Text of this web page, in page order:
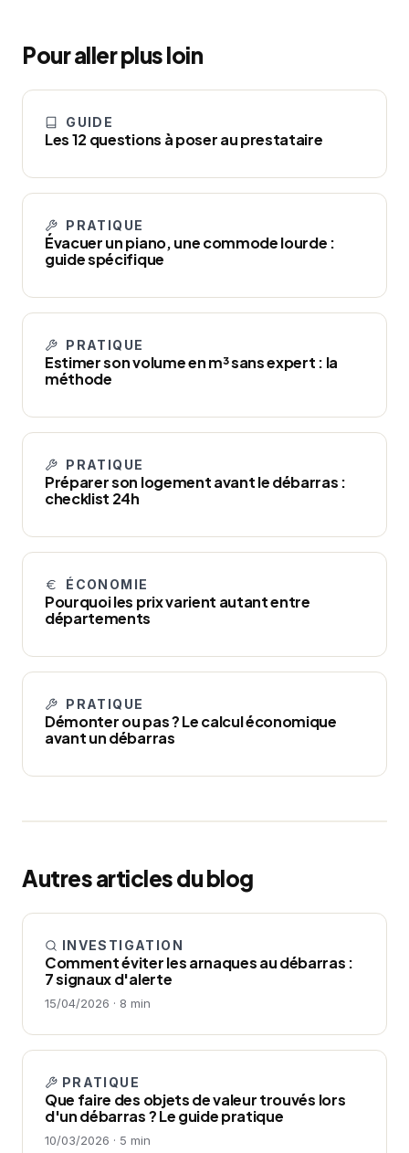
Pour aller plus loin
GUIDE
Les 12 questions à poser au prestataire
PRATIQUE
Évacuer un piano, une commode lourde :
guide spécifique
PRATIQUE
Estimer son volume en m³ sans expert : la
méthode
PRATIQUE
Préparer son logement avant le débarras :
checklist 24h
ÉCONOMIE
Pourquoi les prix varient autant entre
départements
PRATIQUE
Démonter ou pas ? Le calcul économique
avant un débarras
Autres articles du blog
INVESTIGATION
Comment éviter les arnaques au débarras :
7 signaux d'alerte
15/04/2026 · 8 min
PRATIQUE
Que faire des objets de valeur trouvés lors
d'un débarras ? Le guide pratique
10/03/2026 · 5 min